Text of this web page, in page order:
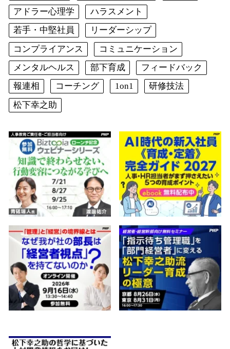
アドラー心理学
ハラスメント
若手・中堅社員
リーダーシップ
コンプライアンス
コミュニケーション
メンタルヘルス
部下育成
フィードバック
報連相
コーチング 1on1
研修技法
松下幸之助